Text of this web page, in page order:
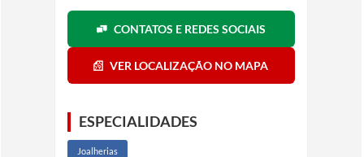
CONTATOS E REDES SOCIAIS
VER LOCALIZAÇÃO NO MAPA
ESPECIALIDADES
Joalherias